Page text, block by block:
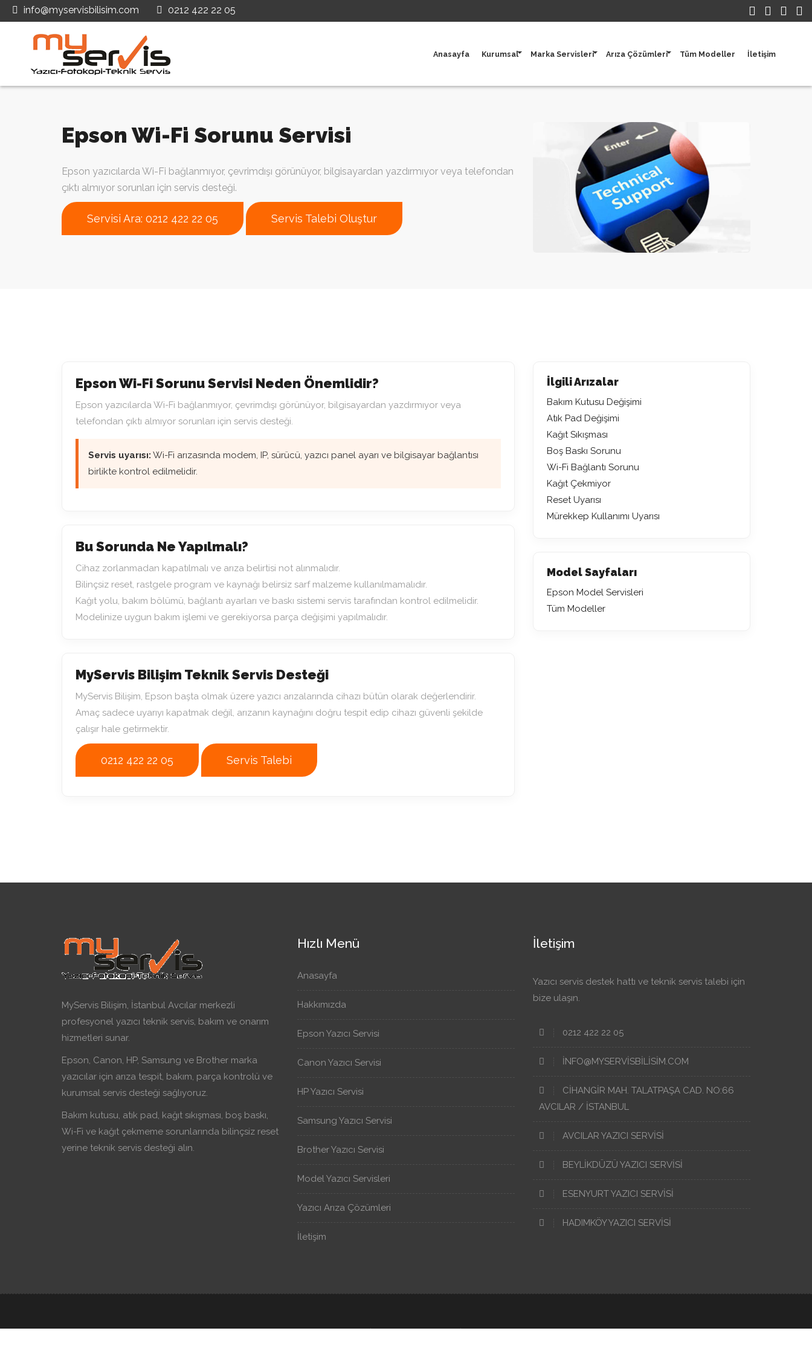
info@myservisbilisim.com 0212 422 22 05
Anasayfa Kurumsal Marka Servisleri Arıza Çözümleri Tüm Modeller İletişim
Epson Wi-Fi Sorunu Servisi
Epson yazıcılarda Wi-Fi bağlanmıyor, çevrimdışı görünüyor, bilgisayardan yazdırmıyor veya telefondan
çıktı almıyor sorunları için servis desteği.
Servisi Ara: 0212 422 22 05 Servis Talebi Oluştur
Epson Wi-Fi Sorunu Servisi Neden Önemlidir?
Epson yazıcılarda Wi-Fi bağlanmıyor, çevrimdışı görünüyor, bilgisayardan yazdırmıyor veya
telefondan çıktı almıyor sorunları için servis desteği.
Servis uyarısı: Wi-Fi arızasında modem, IP, sürücü, yazıcı panel ayarı ve bilgisayar bağlantısı
birlikte kontrol edilmelidir.
Bu Sorunda Ne Yapılmalı?
Cihaz zorlanmadan kapatılmalı ve arıza belirtisi not alınmalıdır.
Bilinçsiz reset, rastgele program ve kaynağı belirsiz sarf malzeme kullanılmamalıdır.
Kağıt yolu, bakım bölümü, bağlantı ayarları ve baskı sistemi servis tarafından kontrol edilmelidir.
Modelinize uygun bakım işlemi ve gerekiyorsa parça değişimi yapılmalıdır.
MyServis Bilişim Teknik Servis Desteği
MyServis Bilişim, Epson başta olmak üzere yazıcı arızalarında cihazı bütün olarak değerlendirir.
Amaç sadece uyarıyı kapatmak değil, arızanın kaynağını doğru tespit edip cihazı güvenli şekilde
çalışır hale getirmektir.
0212 422 22 05 Servis Talebi
İlgili Arızalar
Bakım Kutusu Değişimi
Atık Pad Değişimi
Kağıt Sıkışması
Boş Baskı Sorunu
Wi-Fi Bağlantı Sorunu
Kağıt Çekmiyor
Reset Uyarısı
Mürekkep Kullanımı Uyarısı
Model Sayfaları
Epson Model Servisleri
Tüm Modeller
MyServis Bilişim, İstanbul Avcılar merkezli
profesyonel yazıcı teknik servis, bakım ve onarım
hizmetleri sunar.
Epson, Canon, HP, Samsung ve Brother marka
yazıcılar için arıza tespit, bakım, parça kontrolü ve
kurumsal servis desteği sağlıyoruz.
Bakım kutusu, atık pad, kağıt sıkışması, boş baskı,
Wi-Fi ve kağıt çekmeme sorunlarında bilinçsiz reset
yerine teknik servis desteği alın.
Hızlı Menü
Anasayfa
Hakkımızda
Epson Yazıcı Servisi
Canon Yazıcı Servisi
HP Yazıcı Servisi
Samsung Yazıcı Servisi
Brother Yazıcı Servisi
Model Yazıcı Servisleri
Yazıcı Arıza Çözümleri
İletişim
İletişim
Yazıcı servis destek hattı ve teknik servis talebi için
bize ulaşın.
0212 422 22 05
INFO@MYSERVISBILISIM.COM
CIHANGIR MAH. TALATPAŞA CAD. NO:66
AVCILAR / İSTANBUL
AVCILAR YAZICI SERVISI
BEYLIKDÜZÜ YAZICI SERVISI
ESENYURT YAZICI SERVISI
HADIMKÖY YAZICI SERVISI
© 2026 MyServis Bilişim | Yazıcı Servis Merkezi | Tüm Hakları Saklıdır